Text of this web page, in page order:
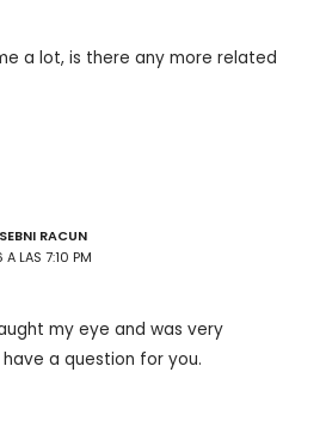
a lot, is there any more related
RACUN
LAS 7:10 PM
my eye and was very
have a question for you.